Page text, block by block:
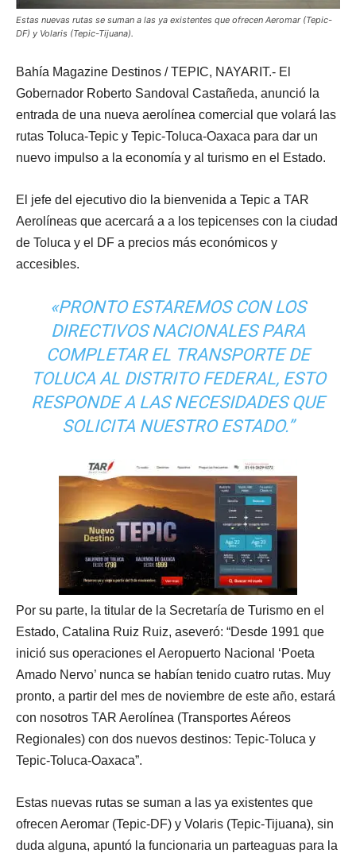
Estas nuevas rutas se suman a las ya existentes que ofrecen Aeromar (Tepic-
DF) y Volaris (Tepic-Tijuana).
Bahía Magazine Destinos / TEPIC, NAYARIT.- El
Gobernador Roberto Sandoval Castañeda, anunció la
entrada de una nueva aerolínea comercial que volará las
rutas Toluca-Tepic y Tepic-Toluca-Oaxaca para dar un
nuevo impulso a la economía y al turismo en el Estado.
El jefe del ejecutivo dio la bienvenida a Tepic a TAR
Aerolíneas que acercará a a los tepicenses con la ciudad
de Toluca y el DF a precios más económicos y
accesibles.
«PRONTO ESTAREMOS CON LOS
DIRECTIVOS NACIONALES PARA
COMPLETAR EL TRANSPORTE DE
TOLUCA AL DISTRITO FEDERAL, ESTO
RESPONDE A LAS NECESIDADES QUE
SOLICITA NUESTRO ESTADO.”
Por su parte, la titular de la Secretaría de Turismo en el
Estado, Catalina Ruiz Ruiz, aseveró: “Desde 1991 que
inició sus operaciones el Aeropuerto Nacional ‘Poeta
Amado Nervo’ nunca se habían tenido cuatro rutas. Muy
pronto, a partir del mes de noviembre de este año, estará
con nosotros TAR Aerolínea (Transportes Aéreos
Regionales) con dos nuevos destinos: Tepic-Toluca y
Tepic-Toluca-Oaxaca”.
Estas nuevas rutas se suman a las ya existentes que
ofrecen Aeromar (Tepic-DF) y Volaris (Tepic-Tijuana), sin
duda alguna, apuntó la funcionaria un parteaguas para la